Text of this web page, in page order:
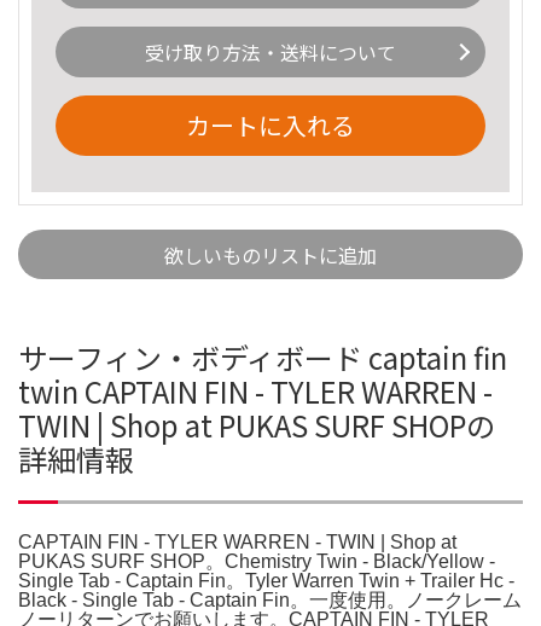
受け取り方法・送料について
カートに入れる
欲しいものリストに追加
サーフィン・ボディボード captain fin
twin CAPTAIN FIN - TYLER WARREN -
TWIN | Shop at PUKAS SURF SHOPの
詳細情報
CAPTAIN FIN - TYLER WARREN - TWIN | Shop at
PUKAS SURF SHOP。Chemistry Twin - Black/Yellow -
Single Tab - Captain Fin。Tyler Warren Twin + Trailer Hc -
Black - Single Tab - Captain Fin。一度使用。ノークレーム
ノーリターンでお願いします。CAPTAIN FIN - TYLER